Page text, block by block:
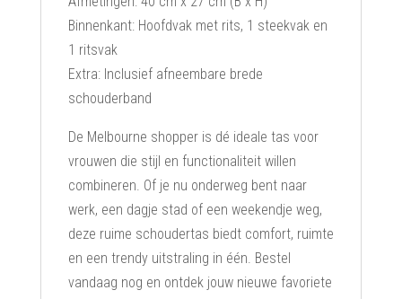
Binnenkant: Hoofdvak met rits, 1 steekvak en
1 ritsvak
Extra: Inclusief afneembare brede
schouderband
De Melbourne shopper is dé ideale tas voor
vrouwen die stijl en functionaliteit willen
combineren. Of je nu onderweg bent naar
werk, een dagje stad of een weekendje weg,
deze ruime schoudertas biedt comfort, ruimte
en een trendy uitstraling in één. Bestel
vandaag nog en ontdek jouw nieuwe favoriete